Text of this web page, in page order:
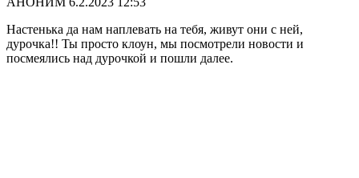
Настенька да нам наплевать на тебя, живут они с ней,
дурочка!! Ты просто клоун, мы посмотрели новости и
посмеялись над дурочкой и пошли далее.